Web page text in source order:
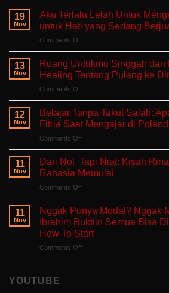
19
Nov
Aku Terlalu Lelah Untuk
untuk Hati yang Sedang
Comments Offon
Terlalu
Untuk
Mengeluh:
Ruang
Aman
untuk
Sedang
Berjuang
13
Nov
Ruang Untukmu Singgah dan
Healing Tentang Pulang ke
Comments Offon
Untukmu
Singgah
dan
Bercerita:
Buku
Self-
Healing
ke
Diri
Sendiri
12
Nov
Belajar Tanpa Takut Salah:
Fitria Saat Mengajar di
Comments Offon
Tanpa
Takut
Salah:
Apa
yang
Ditemukan
Fitria
Saat
Mengajar
di
11
Nov
Dari Nol, Tapi Niat: Kisah
Rahasia Memulai
Comments Offon
Tapi
Niat:
Kisah
Rinaldi
11
Nov
Nggak Punya Modal? Nggak
Ibrahim Buktiin Semua Bisa
How To Start
Comments Offon
YOUTUBE